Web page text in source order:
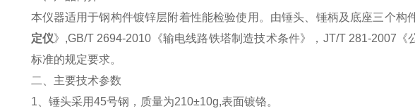
本仪器适用于钢构件镀锌层附着性能检验使用。由锤头、锤柄及底座三个构
定仪》,GB/T 2694-2010《输电线路铁塔制造技术条件》，JT/T 281-2007
标准的规定要求。
二、主要技术参数
1、锤头采用45号钢，质量为210±10g,表面镀铬。